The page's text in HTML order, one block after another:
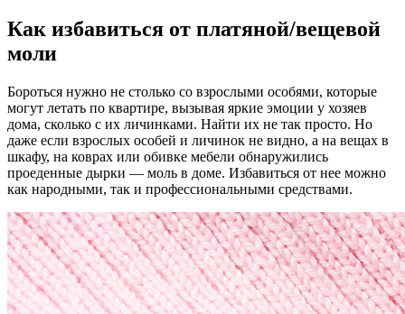
Как избавиться от платяной/вещевой
моли
Бороться нужно не столько со взрослыми особями, которые
могут летать по квартире, вызывая яркие эмоции у хозяев
дома, сколько с их личинками. Найти их не так просто. Но
даже если взрослых особей и личинок не видно, а на вещах в
шкафу, на коврах или обивке мебели обнаружились
проеденные дырки — моль в доме. Избавиться от нее можно
как народными, так и профессиональными средствами.